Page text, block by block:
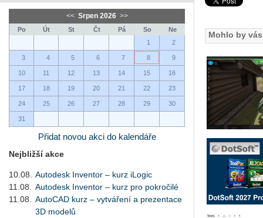
<< Srpen 2026 >>
Po Út St Čt Pá So
Ne
1
2
3 4 5 6 7 8 9
10 11 12 13 14 15 16
17 18 19 20 21 22 23
24 25 26 27 28 29 30
31
Přidat novou akci do kalendáře
Nejbližší akce
10.08.
Autodesk Inventor – kurz iLogic
11.08.
Autodesk Inventor – kurz pro pokročilé
11.08.
AutoCAD kurz – vytváření a prezentace
3D modelů
Mohlo by